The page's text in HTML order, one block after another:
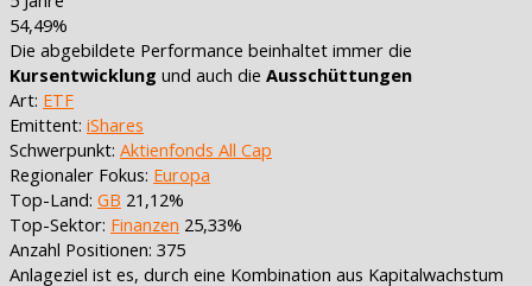
54,49%
Die abgebildete Performance beinhaltet immer die
Kursentwicklung und auch die Ausschüttungen
Art: ETF
Emittent: iShares
Schwerpunkt: Aktienfonds All Cap
Regionaler Fokus: Europa
Top-Land: GB 21,12%
Top-Sektor: Finanzen 25,33%
Anzahl Positionen: 375
Anlageziel ist es, durch eine Kombination aus Kapitalwachstum